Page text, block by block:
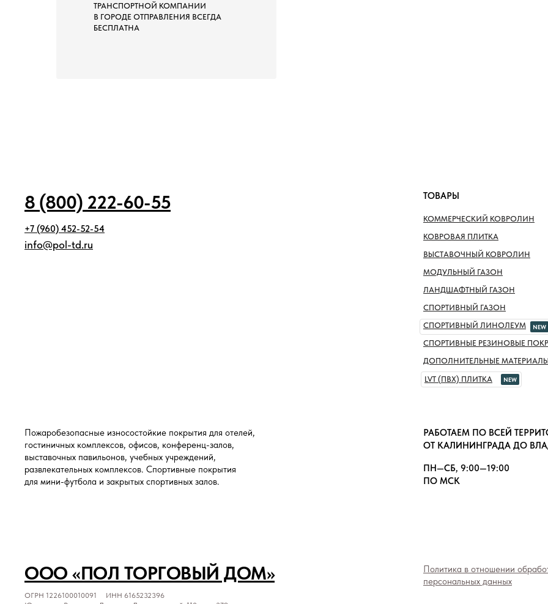
ТРАНСПОРТНОЙ КОМПАНИИ
В ГОРОДЕ ОТПРАВЛЕНИЯ ВСЕГДА
БЕСПЛАТНА
ООО «ПОЛ ТОРГОВЫЙ ДОМ»
8 (800) 222-60-55
info@pol-td.ru
КОММЕРЧЕСКИЙ КОВРОЛИН
КОВРОВАЯ ПЛИТКА
ВЫСТАВОЧНЫЙ КОВРОЛИН
СПОРТИВНЫЙ ГАЗОН
МОДУЛЬНЫЙ ГАЗОН
СПОРТИВНЫЙ ЛИНОЛЕУМ NEW
СПОРТИВНЫЕ РЕЗИНОВЫЕ
ТОВАРЫ
Пожаробезопасные износостойкие покрытия для отелей,
гостиничных комплексов, офисов, конференц-залов,
выставочных павильонов, учебных учреждений,
развлекательных комплексов. Спортивные покрытия
для мини-футбола и закрытых спортивных залов.
+7 (960) 452-52-54
Политика в отношении
персональных данных
ОГРН 1226100010091 ИНН 6165232396
РАБОТАЕМ ПО ВСЕЙ
ОТ КАЛИНИНГРАДА ДО
ПН—СБ, 9:00—19:00
ПО МСК
ЛАНДШАФТНЫЙ ГАЗОН
ДОПОЛНИТЕЛЬНЫЕ МАТЕРИАЛЫ
LVT (ПВХ) ПЛИТКА
NEW